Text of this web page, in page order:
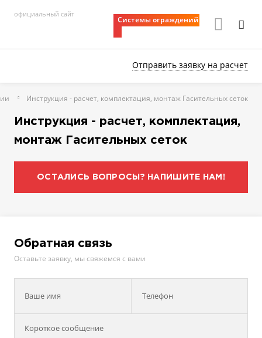
официальный сайт
Системы ограждений
Отправить заявку на расчет
Инструкция - расчет, комплектация, монтаж Гасительных сеток
Инструкция - расчет, комплектация,
монтаж Гасительных сеток
ОСТАЛИСЬ ВОПРОСЫ? НАПИШИТЕ НАМ!
Обратная связь
Оставьте заявку, мы свяжемся с вами
Ваше имя Телефон